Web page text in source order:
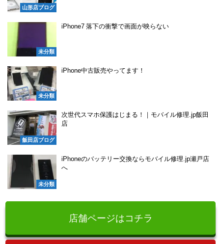
山形店ブログ
未分類
iPhone7 落下の衝撃で画面が映らない
未分類
iPhone中古販売やってます！
飯田店ブログ
次世代スマホ保護はじまる！｜モバイル修理.jp飯田
店
未分類
iPhoneのバッテリー交換ならモバイル修理.jp瀬戸店
へ
店舗ページはコチラ